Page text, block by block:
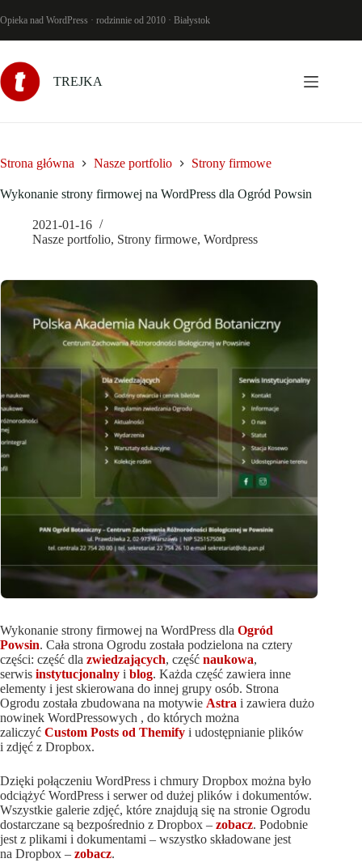
do
Opieka nad WordPress · rodzinnie od 2010 · Białystok
TREJKA
Strona główna Nasze portfolio Strony firmowe
Wykonanie strony firmowej na WordPress dla Ogród Powsin
2021-01-16
Nasze portfolio, Strony firmowe, Wordpress
Wykonanie strony firmowej na WordPress dla Ogród
Powsin. Cała strona Ogrodu została podzielona na cztery
części: część dla zwiedzających, część naukowa,
serwis instytucjonalny i blog. Każda część zawiera inne
elementy i jest skierowana do innej grupy osób. Strona
Ogrodu została zbudowana na motywie Astra i zawiera dużo
nowinek WordPressowych , do których można
zaliczyć Custom Posts od Themify i udostępnianie plików
i zdjęć z Dropbox.
Dzięki połączeniu WordPress i chmury Dropbox można było
odciążyć WordPress i serwer od dużej plików i dokumentów.
Wszystkie galerie zdjęć, które znajdują się na stronie Ogrodu
dostarczane są bezpośrednio z Dropbox – zobacz. Podobnie
jest z plikami i dokumentami – wszystko składowane jest
na Dropbox – zobacz.